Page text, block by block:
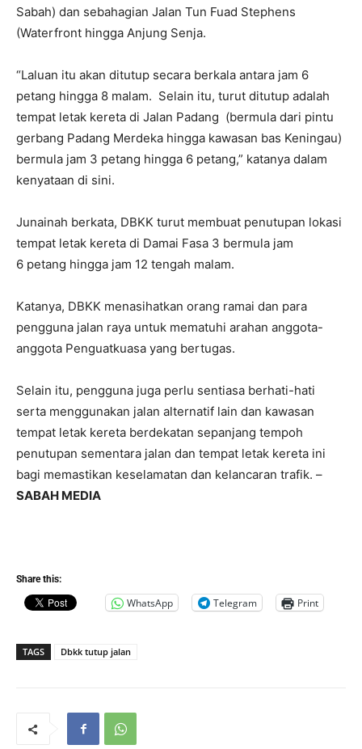
Sabah) dan sebahagian Jalan Tun Fuad Stephens
(Waterfront hingga Anjung Senja.
“Laluan itu akan ditutup secara berkala antara jam 6
petang hingga 8 malam. Selain itu, turut ditutup adalah
tempat letak kereta di Jalan Padang (bermula dari pintu
gerbang Padang Merdeka hingga kawasan bas Keningau)
bermula jam 3 petang hingga 6 petang,” katanya dalam
kenyataan di sini.
Junainah berkata, DBKK turut membuat penutupan lokasi
tempat letak kereta di Damai Fasa 3 bermula jam
6 petang hingga jam 12 tengah malam.
Katanya, DBKK menasihatkan orang ramai dan para
pengguna jalan raya untuk mematuhi arahan anggota-
anggota Penguatkuasa yang bertugas.
Selain itu, pengguna juga perlu sentiasa berhati-hati
serta menggunakan jalan alternatif lain dan kawasan
tempat letak kereta berdekatan sepanjang tempoh
penutupan sementara jalan dan tempat letak kereta ini
bagi memastikan keselamatan dan kelancaran trafik. –
SABAH MEDIA
Share this:
WhatsApp Telegram Print
TAGS Dbkk tutup jalan